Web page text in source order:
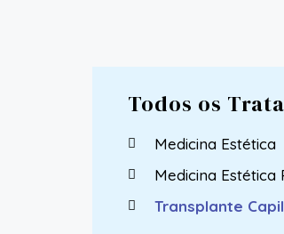
Todos os
Medicina Estética
Medicina Estética
Transplante